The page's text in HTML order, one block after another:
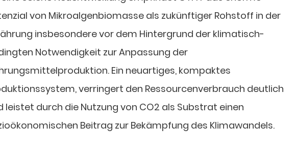
von Mikroalgenbiomasse als zukünftiger Rohstoff in der
insbesondere vor dem Hintergrund der klimatisch-
Notwendigkeit zur Anpassung der
Ein neuartiges, kompaktes
verringert den Ressourcenverbrauch deutlich
leistet durch die Nutzung von CO2 als Substrat einen
Beitrag zur Bekämpfung des Klimawandels.